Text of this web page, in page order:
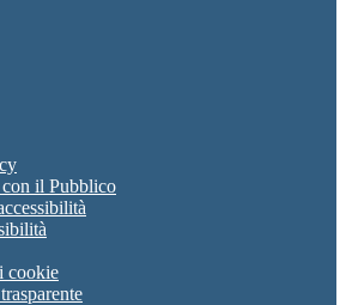
il Pubblico
cookie